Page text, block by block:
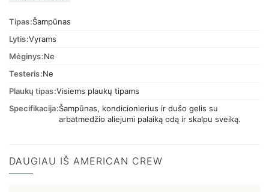
Tipas Šampūnas
Lytis Vyrams
Mėginys Ne
Testeris Ne
Plaukų tipas Visiems plaukų tipams
Specifikacija Šampūnas, kondicionierius ir dušo gelis su
arbatmedžio aliejumi palaiką odą ir skalpu sveiką.
DAUGIAU IŠ AMERICAN CREW